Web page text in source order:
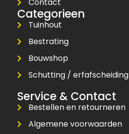
Categorieen
Tuinhout
Bestrating
Bouwshop
Schutting / erfafscheiding
Service & Contact
Bestellen en retourneren
Algemene voorwaarden